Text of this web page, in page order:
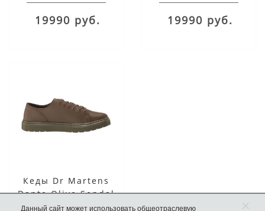
19990 руб. 19990 руб.
Кеды Dr Martens
Dante Olive Sendal
Данный сайт может использовать общеотраслевую ×